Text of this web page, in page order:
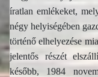
íratlan emlékeket,
négy helyiségében
történő elhelyezése
jelentős részét
később, 1984